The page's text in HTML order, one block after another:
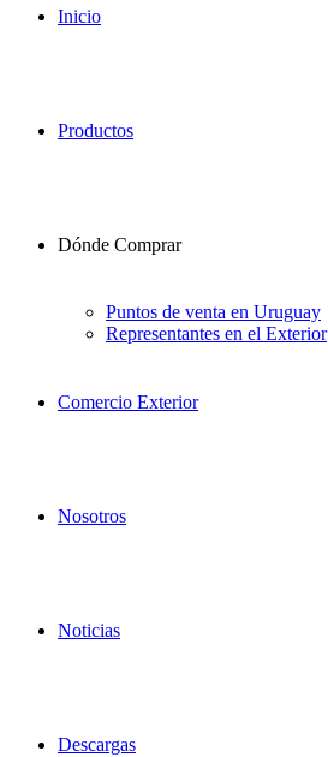
Inicio
Productos
Dónde Comprar
Puntos de venta en Uruguay
Representantes en el Exterior
Comercio Exterior
Nosotros
Noticias
Descargas